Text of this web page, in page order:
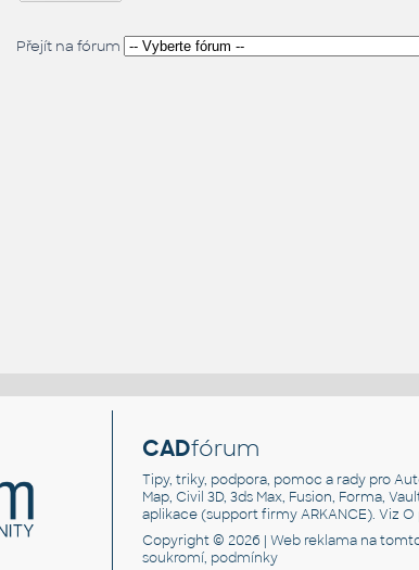
Přejít na fórum
CADfórum
Tipy, triky, podpora, pomoc a rady pro
Map, Civil 3D, 3ds Max, Fusion, Forma,
aplikace (support firmy ARKANCE). VizO
Copyright © 2026 |Web reklama na
soukromí, podmínky